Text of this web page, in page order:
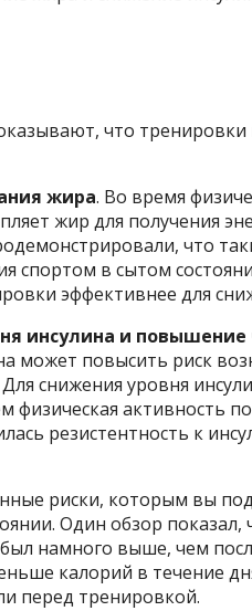
что
жира. Во время
жир для получения
что
спортом в сытом
эффективнее для
инсулина и повышение
может повысить риск
снижения уровня
физическая активность
резистентность к
риски, которым вы
Один обзор
намного выше, чем
калорий в течение
перед тренировкой.